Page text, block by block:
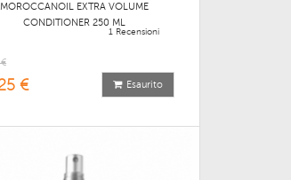
MOROCCANOIL EXTRA VOLUME
CONDITIONER 250 ML
1 Recensioni
€ Esaurito